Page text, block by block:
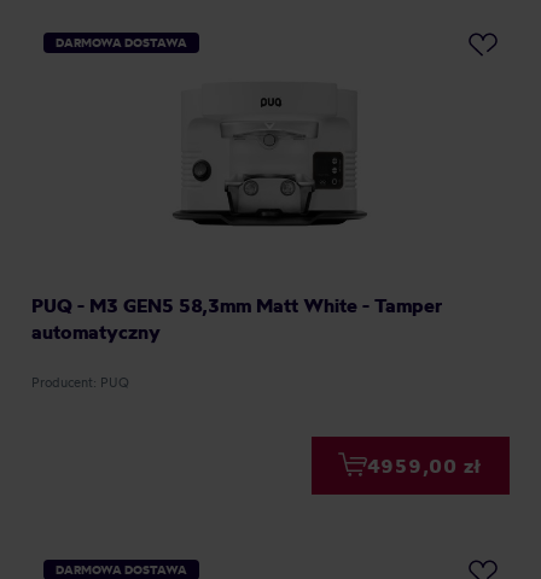
DARMOWA DOSTAWA
PUQ - M3 GEN5 58,3mm Matt White - Tamper
automatyczny
Producent: PUQ
4959,00 zł
DARMOWA DOSTAWA